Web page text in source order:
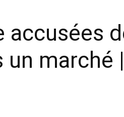
accusées
un marché |